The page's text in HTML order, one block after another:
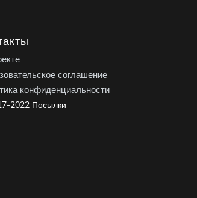
соглашение
конфиденциальности
2022 Посылки